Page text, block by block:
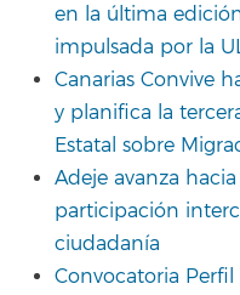
en la última
impulsada por la
Canarias Convive
y planifica la
Estatal sobre
Adeje avanza
participación
ciudadanía
Convocatoria